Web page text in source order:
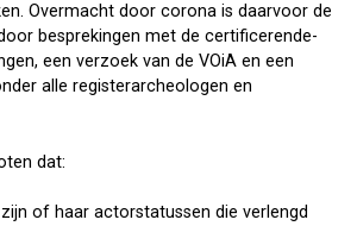
Overmacht door corona is daarvoor de
besprekingen met de certificerende-
een verzoek van de VOiA en een
alle registerarcheologen en
dat:
of haar actorstatussen die verlengd